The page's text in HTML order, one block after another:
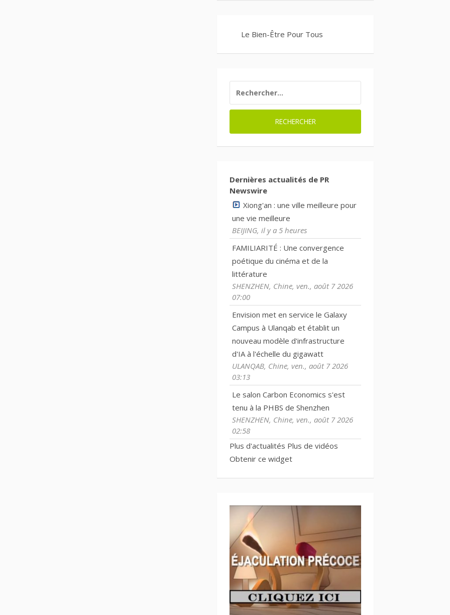
Le Bien-Être Pour Tous
Dernières actualités de PR
Newswire
Xiong'an : une ville meilleure pour
une vie meilleure
BEIJING, il y a 5 heures
FAMILIARITÉ : Une convergence
poétique du cinéma et de la
littérature
SHENZHEN, Chine, ven., août 7 2026
07:00
Envision met en service le Galaxy
Campus à Ulanqab et établit un
nouveau modèle d'infrastructure
d'IA à l'échelle du gigawatt
ULANQAB, Chine, ven., août 7 2026
03:13
Le salon Carbon Economics s'est
tenu à la PHBS de Shenzhen
SHENZHEN, Chine, ven., août 7 2026
02:58
Plus d'actualités Plus de vidéos
Obtenir ce widget